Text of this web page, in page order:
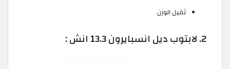
ثقيل الوزن
2. لابتوب ديل انسبايرون 13.3 انش :